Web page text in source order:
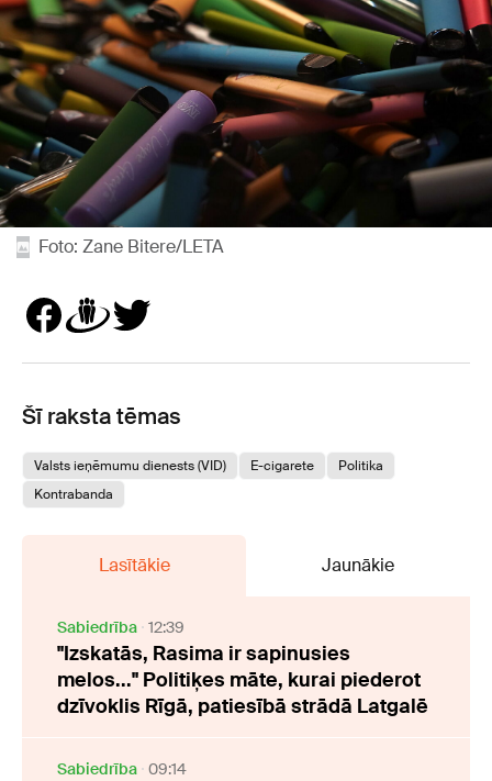
Foto: Zane Bitere/LETA
Šī raksta tēmas
Valsts ieņēmumu dienests (VID) E-cigarete
Politika
Kontrabanda
Lasītākie Jaunākie
Sabiedrība 12:39
"Izskatās, Rasima ir sapinusies
melos..." Politiķes māte, kurai piederot
dzīvoklis Rīgā, patiesībā strādā Latgalē
Sabiedrība 09:14